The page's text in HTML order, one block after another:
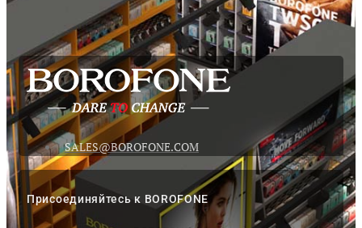
SALES@BOROFONE.COM
Присоединяйтесь к BOROFONE